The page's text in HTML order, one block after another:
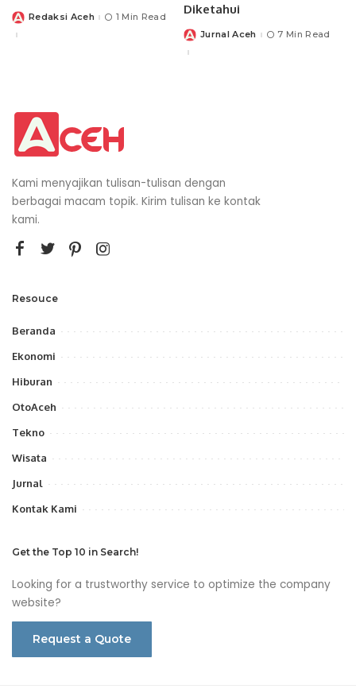
PostedRedaksi Aceh 1 Min Read
Diketahui
PostedJurnal Aceh 7 Min Read
Kami menyajikan tulisan-tulisan dengan
berbagai macam topik. Kirim tulisan ke kontak
kami.
Resouce
Beranda
Ekonomi
Hiburan
OtoAceh
Tekno
Wisata
Jurnal
Kontak Kami
Get the Top 10 in Search!
Looking for a trustworthy service to optimize the company
website?
Request a Quote